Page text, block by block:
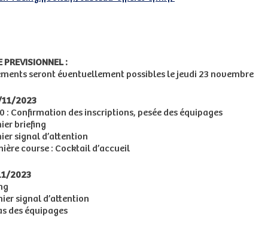
PREVISIONNEL :
seront éventuellement possibles le jeudi 23 novembre
2023
: Confirmation des inscriptions, pesée des équipages
briefing
signal d’attention
course : Cocktail d’accueil
2023
signal d’attention
des équipages